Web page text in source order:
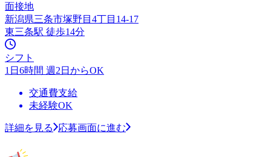
面接地
新潟県三条市塚野目4丁目14-17
東三条駅 徒歩14分
シフト
1日6時間 週2日からOK
交通費支給
未経験OK
詳細を見る 応募画面に進む